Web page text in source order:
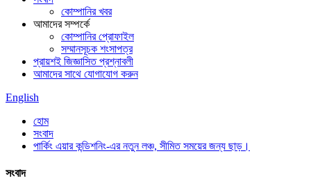
কোম্পানির খবর
আমাদের সম্পর্কে
কোম্পানির প্রোফাইল
সম্মানসূচক শংসাপত্র
প্রায়শই জিজ্ঞাসিত প্রশ্নাবলী
আমাদের সাথে যোগাযোগ করুন
English
হোম
সংবাদ
পার্কিং এয়ার কন্ডিশনিং-এর নতুন লঞ্চ, সীমিত সময়ের জন্য ছাড়।
সংবাদ